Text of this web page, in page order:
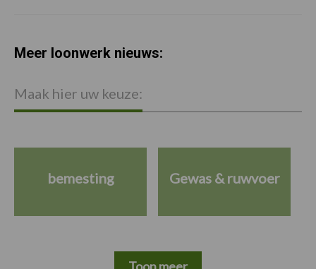
Meer loonwerk nieuws:
Maak hier uw keuze:
bemesting Gewas & ruwvoer